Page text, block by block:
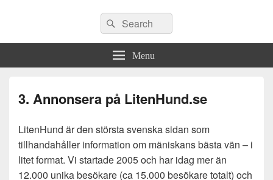
Search
for:
Search
Menu
3. Annonsera på LitenHund.se
LitenHund är den största svenska sidan som
tillhandahåller information om mäniskans bästa vän – i
litet format. Vi startade 2005 och har idag mer än
12.000 unika besökare (ca 15.000 besökare totalt) och